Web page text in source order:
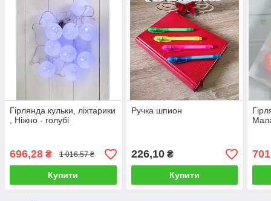
Гірлянда кульки, ліхтарики
, Ніжно - голубі
696,28 ₴ 1 016,57 ₴
Купити
Ручка шпион
226,10₴
Купити